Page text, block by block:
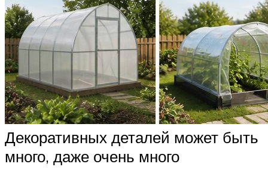
Декоративных деталей может быть
много, даже очень много